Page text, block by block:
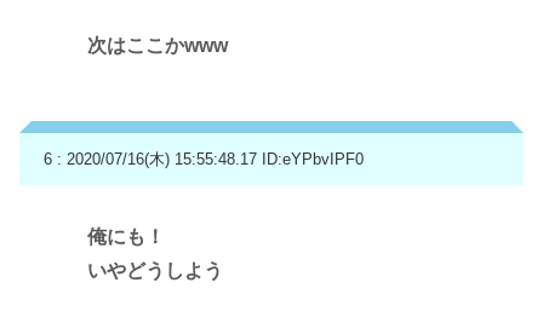
次はここかwww
6 : 2020/07/16(木) 15:55:48.17 ID:eYPbvIPF0
俺にも！
いやどうしよう